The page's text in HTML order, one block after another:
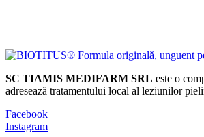
SC TIAMIS MEDIFARM SRL este o
adresează tratamentului local al leziunilor
Facebook
Instagram